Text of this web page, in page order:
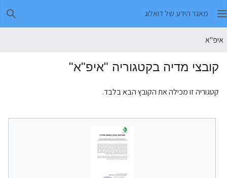
מאגר הידע של דואלוג
איפ"א
קובצי מדיה בקטגוריה "איפ"א"
קטגוריה זו מכילה את הקובץ הבא בלבד.